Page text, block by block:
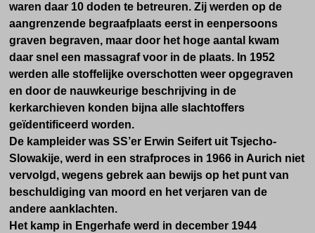
waren daar 10 doden te betreuren. Zij werden op de
aangrenzende begraafplaats eerst in eenpersoons
graven begraven, maar door het hoge aantal kwam
daar snel een massagraf voor in de plaats. In 1952
werden alle stoffelijke overschotten weer opgegraven
en door de nauwkeurige beschrijving in de
kerkarchieven konden bijna alle slachtoffers
geïdentificeerd worden.
De kampleider was SS’er Erwin Seifert uit Tsjecho-
Slowakije, werd in een strafproces in 1966 in Aurich niet
vervolgd, wegens gebrek aan bewijs op het punt van
beschuldiging van moord en het verjaren van de
andere aanklachten.
Het kamp in Engerhafe werd in december 1944